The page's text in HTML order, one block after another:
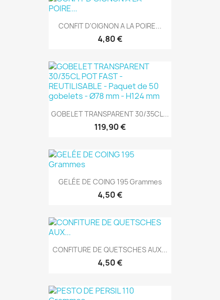
CONFIT D'OIGNON A LA POIRE...
4,80 €
GOBELET TRANSPARENT 30/35CL...
119,90 €
GELÉE DE COING 195 Grammes
4,50 €
CONFITURE DE QUETSCHES AUX...
4,50 €